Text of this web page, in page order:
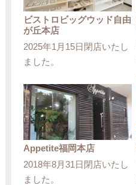
ビストロビッグウッド自由
が丘本店
2025年1月15日閉店いたし
ました。
Appetite福岡本店
2018年8月31日閉店いたし
ました。